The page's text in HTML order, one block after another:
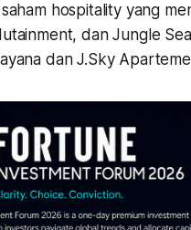
hospitality yang
dan Jungle
dan J.Sky